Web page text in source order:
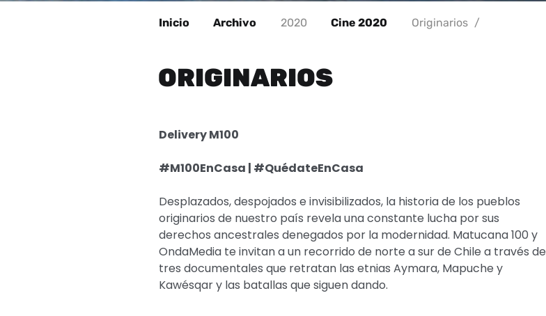
Inicio Archivo 2020 Cine 2020 Originarios /
ORIGINARIOS
Delivery M100
#M100EnCasa | #QuédateEnCasa
Desplazados, despojados e invisibilizados, la historia de los pueblos
originarios de nuestro país revela una constante lucha por sus
derechos ancestrales denegados por la modernidad. Matucana 100 y
OndaMedia te invitan a un recorrido de norte a sur de Chile a través de
tres documentales que retratan las etnias Aymara, Mapuche y
Kawésqar y las batallas que siguen dando.